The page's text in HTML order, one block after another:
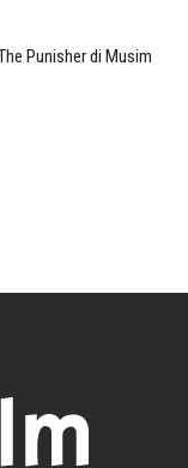
Punisher di Musim